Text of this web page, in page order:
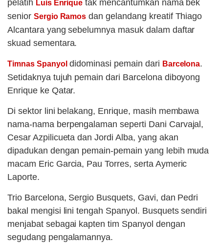
pelatih Luis Enrique tak mencantumkan nama bek
senior Sergio Ramos dan gelandang kreatif Thiago
Alcantara yang sebelumnya masuk dalam daftar
skuad sementara.
Timnas Spanyol didominasi pemain dari Barcelona.
Setidaknya tujuh pemain dari Barcelona diboyong
Enrique ke Qatar.
Di sektor lini belakang, Enrique, masih membawa
nama-nama berpengalaman seperti Dani Carvajal,
Cesar Azpilicueta dan Jordi Alba, yang akan
dipadukan dengan pemain-pemain yang lebih muda
macam Eric Garcia, Pau Torres, serta Aymeric
Laporte.
Trio Barcelona, Sergio Busquets, Gavi, dan Pedri
bakal mengisi lini tengah Spanyol. Busquets sendiri
menjabat sebagai kapten tim Spanyol dengan
segudang pengalamannya.